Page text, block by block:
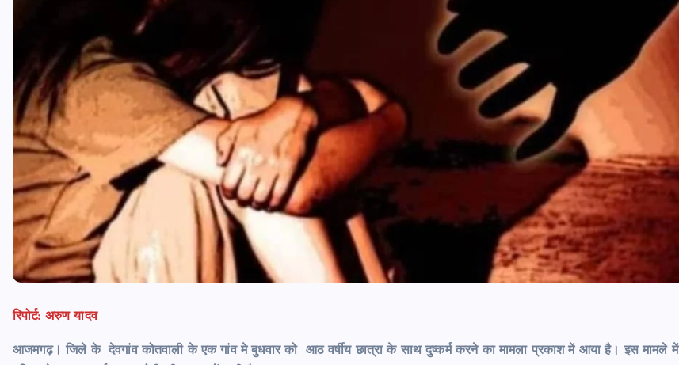
रिपोर्ट: अरुण यादव
आजमगढ़। जिले के देवगांव कोतवाली के एक गांव मे बुधवार को आठ वर्षीय छात्रा के साथ दुष्कर्म करने का मामला प्रकाश में आया है। इस मामले में